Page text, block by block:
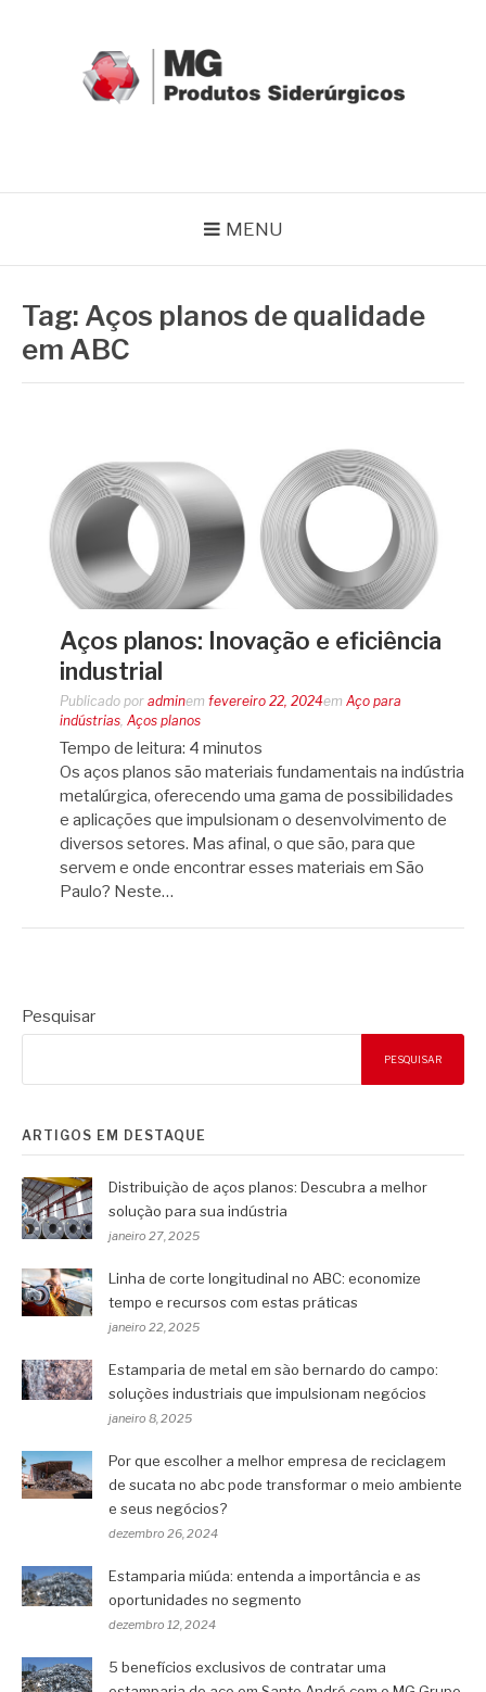
MENU
Tag: Aços planos de qualidade
em ABC
Aços planos: Inovação e eficiência
industrial
Publicado por adminem fevereiro 22, 2024em Aço para
indústrias Aços planos
Tempo de leitura: 4 minutos
Os aços planos são materiais fundamentais na indústria
metalúrgica, oferecendo uma gama de possibilidades
e aplicações que impulsionam o desenvolvimento de
diversos setores. Mas afinal, o que são, para que
servem e onde encontrar esses materiais em São
Paulo? Neste…
Pesquisar
PESQUISAR
ARTIGOS EM DESTAQUE
Distribuição de aços planos: Descubra a melhor
solução para sua indústria
janeiro 27, 2025
Linha de corte longitudinal no ABC: economize
tempo e recursos com estas práticas
janeiro 22, 2025
Estamparia de metal em são bernardo do campo:
soluções industriais que impulsionam negócios
janeiro 8, 2025
Por que escolher a melhor empresa de reciclagem
de sucata no abc pode transformar o meio ambiente
e seus negócios?
dezembro 26, 2024
Estamparia miúda: entenda a importância e as
oportunidades no segmento
dezembro 12, 2024
5 benefícios exclusivos de contratar uma